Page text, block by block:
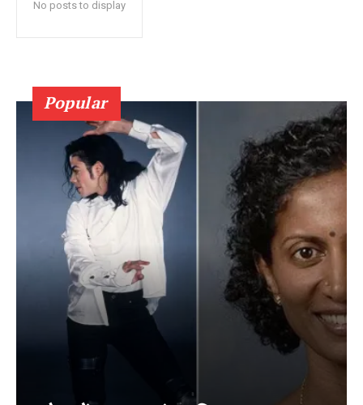
No posts to display
Popular